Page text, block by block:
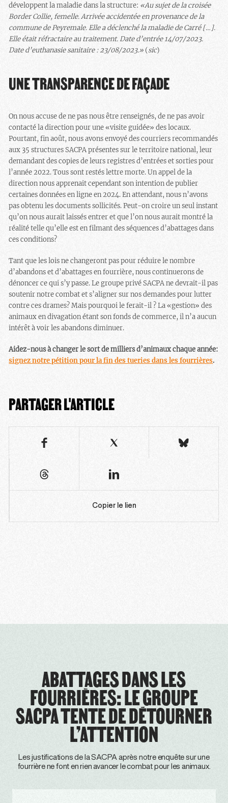
développent la maladie dans la structure: «Au sujet de la croisée
Border Collie, femelle. Arrivée accidentée en provenance de la
commune de Peyremale. Elle a déclenché la maladie de Carré […].
Elle était réfractaire au traitement. Date d’entrée 14/07/2023.
Date d’euthanasie sanitaire : 23/08/2023.» (sic)
UNE TRANSPARENCE DE FAÇADE
On nous accuse de ne pas nous être renseignés, de ne pas avoir
contacté la direction pour une «visite guidée» des locaux.
Pourtant, fin août, nous avons envoyé des courriers recommandés
aux 35 structures SACPA présentes sur le territoire national, leur
demandant des copies de leurs registres d’entrées et sorties pour
l’année 2022. Tous sont restés lettre morte. Un appel de la
direction nous apprenait cependant son intention de publier
certaines données en ligne en 2024. En attendant, nous n’avons
pas obtenu les documents sollicités. Peut-on croire un seul instant
qu’on nous aurait laissés entrer et que l’on nous aurait montré la
réalité telle qu’elle est en filmant des séquences d’abattages dans
ces conditions?
Tant que les lois ne changeront pas pour réduire le nombre
d’abandons et d’abattages en fourrière, nous continuerons de
dénoncer ce qui s’y passe. Le groupe privé SACPA ne devrait-il pas
soutenir notre combat et s’aligner sur nos demandes pour lutter
contre ces drames? Mais pourquoi le ferait-il ? La «gestion» des
animaux en divagation étant son fonds de commerce, il n’a aucun
intérêt à voir les abandons diminuer.
Aidez-nous à changer le sort de milliers d’animaux chaque année:
signez notre pétition pour la fin des tueries dans les fourrières.
PARTAGER L'ARTICLE
Copier le lien
ABATTAGES DANS LES
FOURRIÈRES: LE GROUPE
SACPA TENTE DE DÉTOURNER
L’ATTENTION
Les justifications de la SACPA après notre enquête sur une
fourrière ne font en rien avancer le combat pour les animaux.